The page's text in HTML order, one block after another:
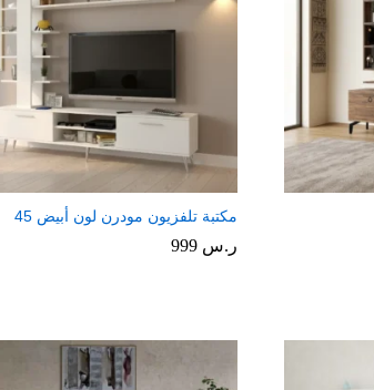
مكتبة تلفزيون مودرن لون أبيض 45
ر.س 999